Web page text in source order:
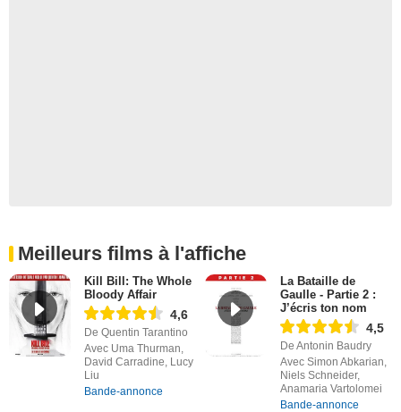
Meilleurs films à l'affiche
Kill Bill: The Whole
Bloody Affair
4,6
De Quentin Tarantino
Avec Uma Thurman,
David Carradine, Lucy
Liu
Bande-annonce
La Bataille de
Gaulle - Partie 2 :
J’écris ton nom
4,5
De Antonin Baudry
Avec Simon Abkarian,
Niels Schneider,
Anamaria Vartolomei
Bande-annonce